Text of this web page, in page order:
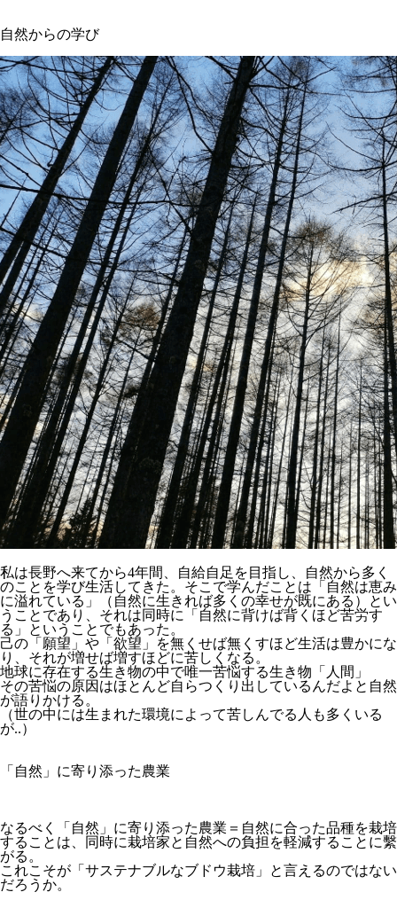
自然からの学び
私は長野へ来てから4年間、自給自足を目指し、自然から多く
のことを学び生活してきた。そこで学んだことは「自然は恵み
に溢れている」（自然に生きれば多くの幸せが既にある）とい
うことであり、それは同時に「自然に背けば背くほど苦労す
る」ということでもあった。
己の「願望」や「欲望」を無くせば無くすほど生活は豊かにな
り、それが増せば増すほどに苦しくなる。
地球に存在する生き物の中で唯一苦悩する生き物「人間」
その苦悩の原因はほとんど自らつくり出しているんだよと自然
が語りかける。
（世の中には生まれた環境によって苦しんでる人も多くいる
が..）
「自然」に寄り添った農業
なるべく「自然」に寄り添った農業＝自然に合った品種を栽培
することは、同時に栽培家と自然への負担を軽減することに繫
がる。
これこそが「サステナブルなブドウ栽培」と言えるのではない
だろうか。